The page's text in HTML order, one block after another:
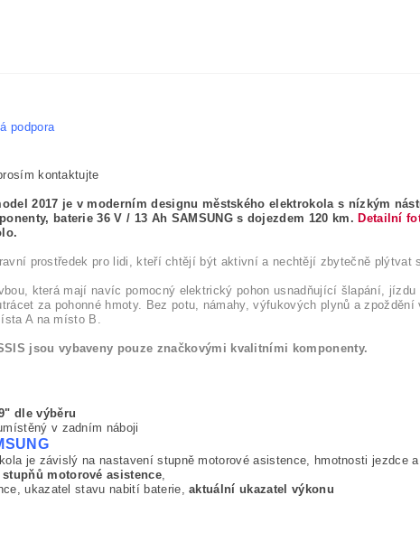
podpora
kontaktujte
2017 je v moderním designu městského elektrokola s nízkým
baterie 36 V / 13 Ah SAMSUNG s dojezdem 120 km. Detailní
prostředek pro lidi, kteří chtějí být aktivní a nechtějí zbytečně plýtvat
která mají navíc pomocný elektrický pohon usnadňující šlapání, jízdu
za pohonné hmoty. Bez potu, námahy, výfukových plynů a
A na místo B.
jsou vybaveny pouze značkovými kvalitními komponenty.
dle výběru
v zadním náboji
je závislý na nastavení stupně motorové asistence, hmotnosti jezdce
stupňů motorové asistence,
ukazatel stavu nabití baterie,aktuální ukazatel výkonu